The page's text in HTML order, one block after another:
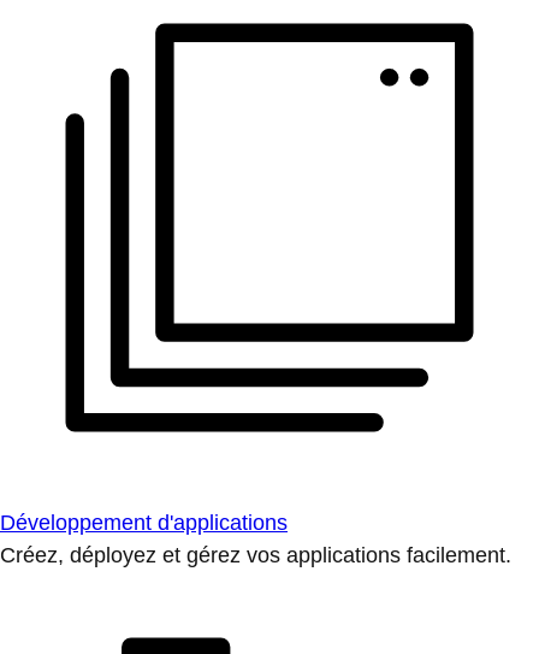
Développement d'applications
Créez, déployez et gérez vos applications facilement.